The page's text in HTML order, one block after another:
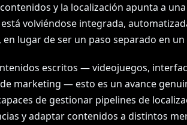
y la localización apunta a
volviéndose integrada,
en lugar de ser un paso separado en
escritos — videojuegos,
marketing — esto es un avance
de gestionar pipelines de
y adaptar contenidos a distintos